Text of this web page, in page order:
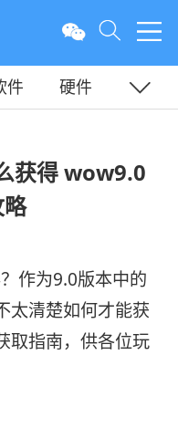
件
硬件
获得 wow9.0
作为9.0版本中的
太清楚如何才能获
取指南，供各位玩